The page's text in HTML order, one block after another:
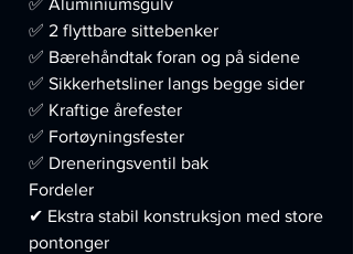
✅ 2 flyttbare sittebenker
✅ Bærehåndtak foran og på sidene
✅ Sikkerhetsliner langs begge sider
✅ Kraftige årefester
✅ Fortøyningsfester
✅ Dreneringsventil bak
Fordeler
✔ Ekstra stabil konstruksjon med store
pontonger